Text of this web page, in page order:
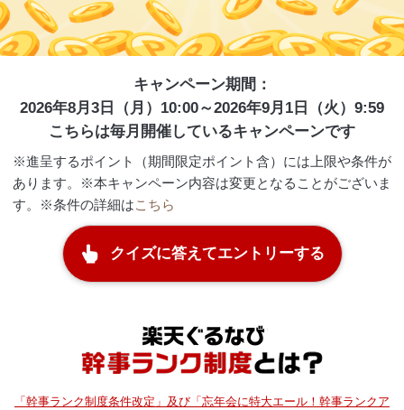
キャンペーン期間：
2026年8月3日（月）10:00～2026年9月1日（火）9:59
こちらは毎月開催しているキャンペーンです
※進呈するポイント（期間限定ポイント含）には上限や条件が
あります。※本キャンペーン内容は変更となることがございま
す。※条件の詳細はこちら
クイズに答えてエントリーする
「幹事ランク制度条件改定」及び「忘年会に特大エール！幹事ランクア